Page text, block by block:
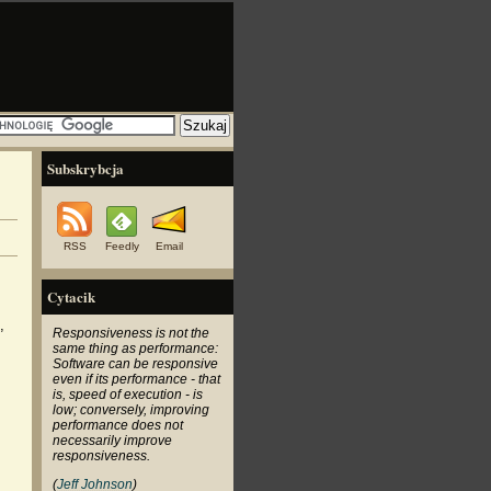
Subskrybcja
RSS Feedly Email
Cytacik
Responsiveness is not the
same thing as performance:
Software can be responsive
even if its performance - that
is, speed of execution - is
low; conversely, improving
performance does not
necessarily improve
responsiveness.
(Jeff Johnson)